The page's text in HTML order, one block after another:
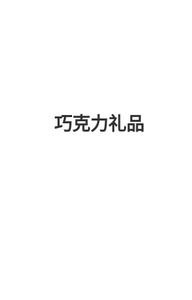
巧克力礼品